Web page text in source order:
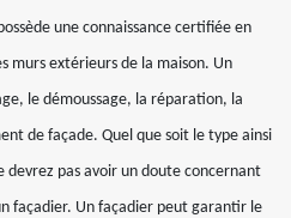
une connaissance certifiée en
murs extérieurs de la maison. Un
le démoussage, la réparation, la
de façade. Quel que soit le type ainsi
devrez pas avoir un doute concernant
façadier. Un façadier peut garantir le